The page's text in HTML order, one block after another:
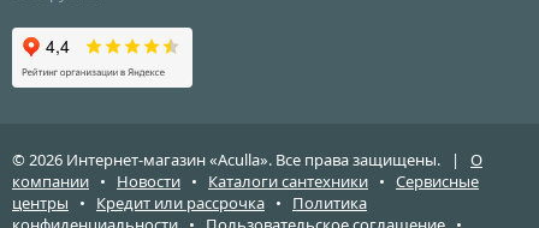
© 2026 Интернет-магазин «Aculla». Все права защищены. | О
компании • Новости • Каталоги сантехники • Сервисные
центры • Кредит или рассрочка • Политика